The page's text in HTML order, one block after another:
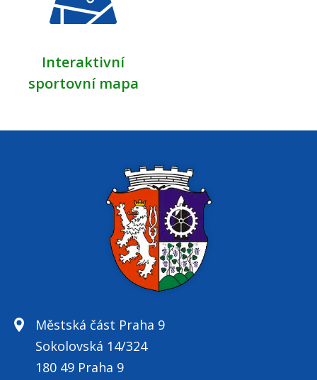
Interaktivní
sportovní mapa
Městská část Praha 9
Sokolovská 14/324
180 49 Praha 9